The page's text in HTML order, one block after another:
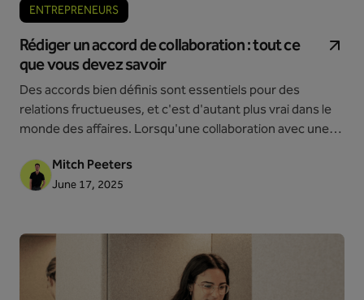
ENTREPRENEURS
Rédiger un accord de collaboration : tout ce
que vous devez savoir
Des accords bien définis sont essentiels pour des
relations fructueuses, et c'est d'autant plus vrai dans le
monde des affaires. Lorsqu'une collaboration avec une
recommandons vivement de formaliser cette relation par
un accord de collaboration précis. Dans cet article, nous
de sa rédaction. Cela vous aidera à éviter des surprises
désagréables et à vous concentrer pleinement sur ce qui
compte vraiment : entreprendre.
Mitch Peeters
June 17, 2025